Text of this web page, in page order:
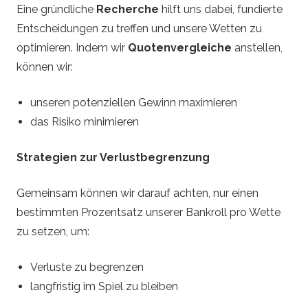
Eine gründliche Recherche hilft uns dabei, fundierte
Entscheidungen zu treffen und unsere Wetten zu
optimieren. Indem wir Quotenvergleiche anstellen,
können wir:
unseren potenziellen Gewinn maximieren
das Risiko minimieren
Strategien zur Verlustbegrenzung
Gemeinsam können wir darauf achten, nur einen
bestimmten Prozentsatz unserer Bankroll pro Wette
zu setzen, um:
Verluste zu begrenzen
langfristig im Spiel zu bleiben